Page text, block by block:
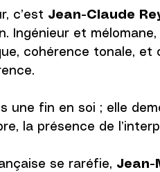
c’est Jean-Claude
Ingénieur et
cohérence tonale, et
une fin en soi ; elle
la présence de
se raréfie, Jean-